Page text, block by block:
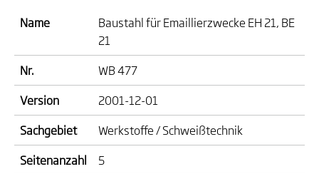
Name
Baustahl für Emaillierzwecke EH 21, BE
21
Nr.
WB 477
Version
2001-12-01
Sachgebiet
Werkstoffe / Schweißtechnik
Seitenanzahl
5